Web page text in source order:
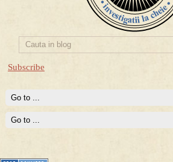
Subscribe
Prima mea carte publicata (Nemira)
Averea Presedintelui: prima lucrare
conturi secrete ale Securitatii.